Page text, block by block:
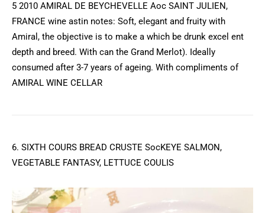
5 2010 AMIRAL DE BEYCHEVELLE Aoc SAINT JULIEN,
FRANCE wine astin notes: Soft, elegant and fruity with
Amiral, the objective is to make a which be drunk excel ent
depth and breed. With can the Grand Merlot). Ideally
consumed after 3-7 years of ageing. With compliments of
AMIRAL WINE CELLAR
6. SIXTH COURS BREAD CRUSTE SocKEYE SALMON,
VEGETABLE FANTASY, LETTUCE COULIS